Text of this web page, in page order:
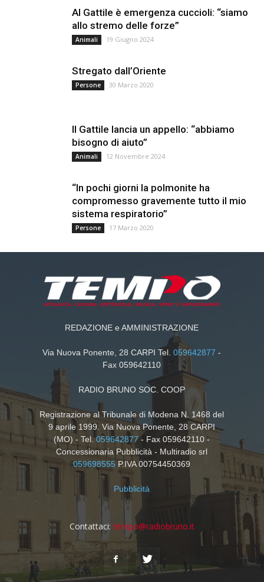
Al Gattile è emergenza cuccioli: “siamo
allo stremo delle forze”
Animali 19 Giugno 2024
Stregato dall’Oriente
Persone 30 Marzo 2020
Il Gattile lancia un appello: “abbiamo
bisogno di aiuto”
Animali 12 Novembre 2024
“In pochi giorni la polmonite ha
compromesso gravemente tutto il mio
sistema respiratorio”
Persone 17 Marzo 2020
REDAZIONE e AMMINISTRAZIONE
Via Nuova Ponente, 28 CARPI Tel.059642877 -
Fax 059642110
RADIO BRUNO SOC. COOP
Registrazione al Tribunale di Modena N. 1468 del
9 aprile 1999. Via Nuova Ponente, 28 CARPI
(MO) - Tel.059642877- Fax 059642110 -
Concessionaria Pubblicità - Multiradio srl
059698555 P.IVA 00754450369
Pubblicità
Contattaci: tempo@radiobruno.it